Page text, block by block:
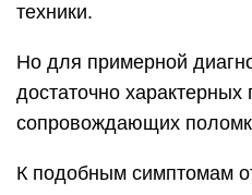
техники.
Но для примерной
достаточно характерных
сопровождающих
К подобным симптомам